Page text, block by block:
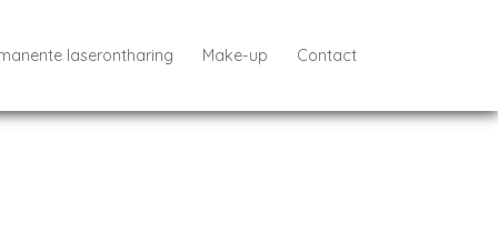
laserontharing Make-up Contact